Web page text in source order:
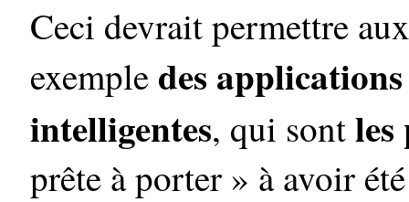
Ceci devrait permettre
exemple des
intelligentes, qui sont
prête à porter » à avoir